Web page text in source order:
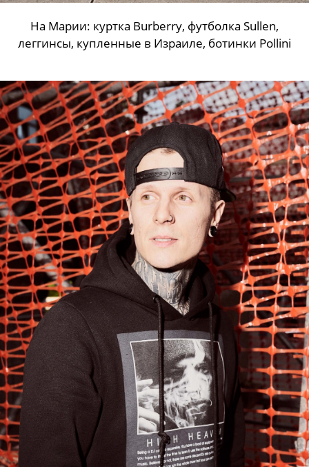
На Марии: куртка Burberry, футболка Sullen,
леггинсы, купленные в Израиле, ботинки Pollini